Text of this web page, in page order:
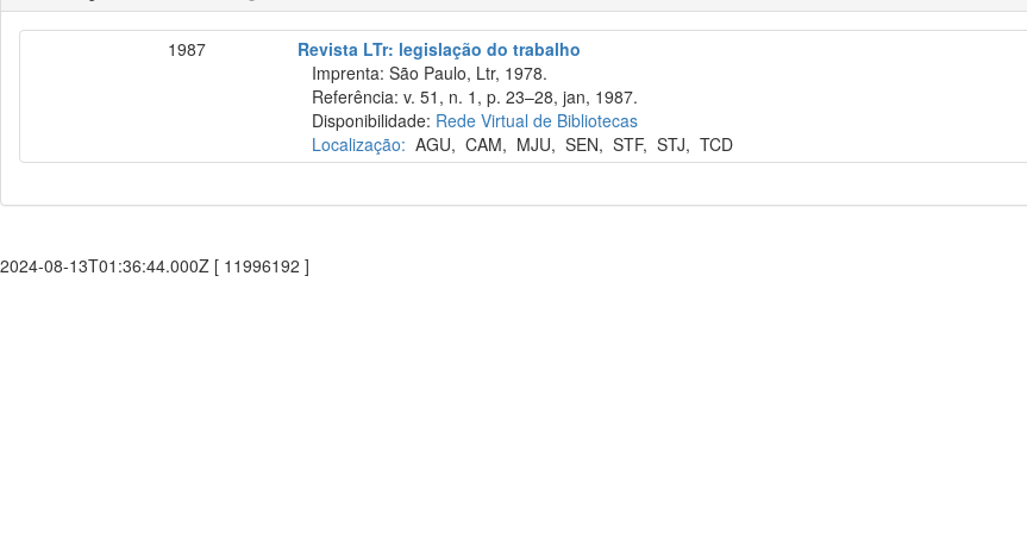
1987
Revista LTr: legislação do trabalho
Imprenta: São Paulo, Ltr, 1978.
Referência: v. 51, n. 1, p. 23–28, jan, 1987.
Disponibilidade: Rede Virtual de Bibliotecas
Localização: AGU,CAM, MJU,SEN,STF,STJ,TCD
2024-08-13T01:36:44.000Z [ 11996192 ]